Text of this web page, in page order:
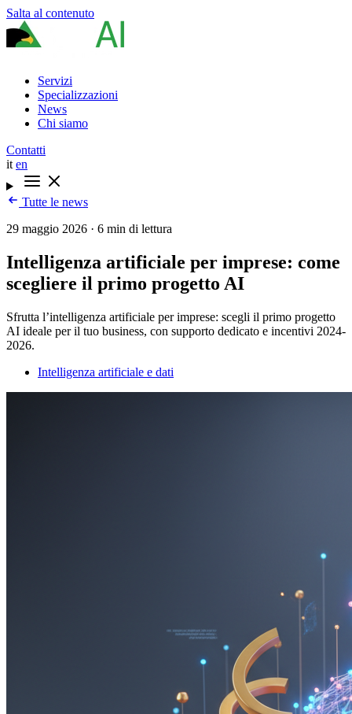
Salta al contenuto
Servizi
Specializzazioni
News
Chi siamo
Contatti
it en
Tutte le news
29 maggio 2026 · 6 min di lettura
Intelligenza artificiale per imprese: come
scegliere il primo progetto AI
Sfrutta l’intelligenza artificiale per imprese: scegli il primo progetto
AI ideale per il tuo business, con supporto dedicato e incentivi 2024-
2026.
Intelligenza artificiale e dati